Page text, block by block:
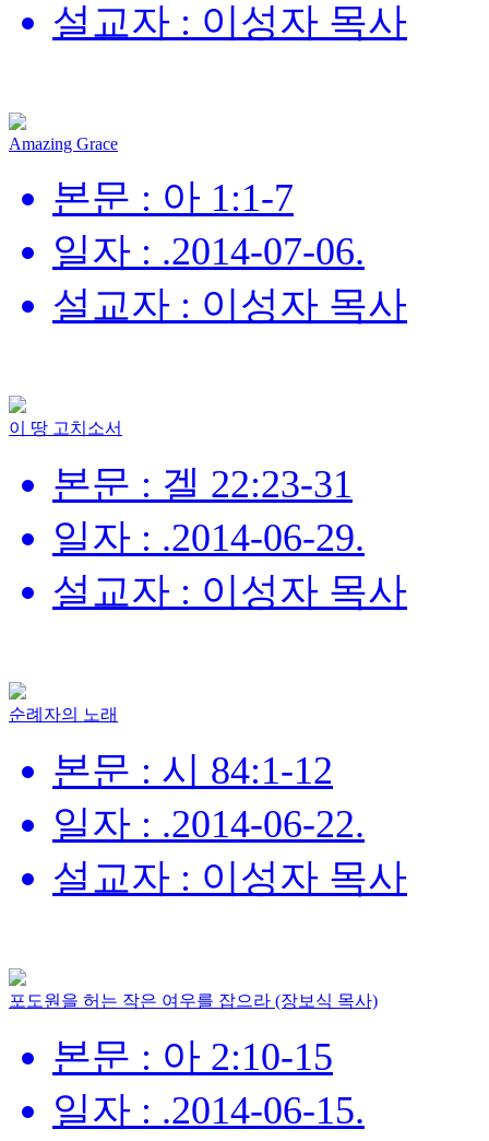
설교자 : 이성자 목사
Amazing Grace
본문 : 아 1:1-7
일자 : .2014-07-06.
설교자 : 이성자 목사
이 땅 고치소서
본문 : 겔 22:23-31
일자 : .2014-06-29.
설교자 : 이성자 목사
순례자의 노래
본문 : 시 84:1-12
일자 : .2014-06-22.
설교자 : 이성자 목사
포도원을 허는 작은 여우를 잡으라 (장보식 목사)
본문 : 아 2:10-15
일자 : .2014-06-15.